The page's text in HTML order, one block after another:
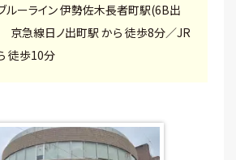
ルーライン 伊勢佐木長者町駅(6B出
京急線日ノ出町駅 から 徒歩8分／JR
徒歩10分